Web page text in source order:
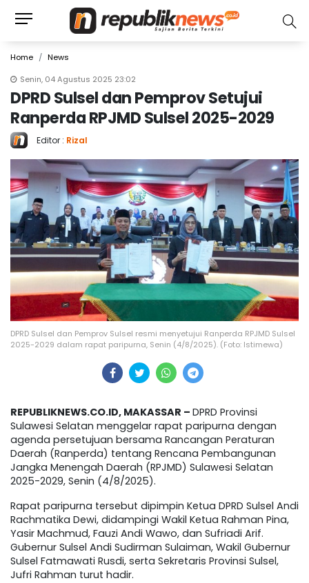
Home
News
Senin, 04 Agustus 2025 23:02
DPRD Sulsel dan Pemprov Setujui
Ranperda RPJMD Sulsel 2025-2029
Editor : Rizal
DPRD Sulsel dan Pemprov Sulsel resmi menyetujui Ranperda RPJMD Sulsel
2025-2029 dalam rapat paripurna, Senin (4/8/2025). (Foto: Istimewa)
REPUBLIKNEWS.CO.ID, MAKASSAR – DPRD Provinsi
Sulawesi Selatan menggelar rapat paripurna dengan
agenda persetujuan bersama Rancangan Peraturan
Daerah (Ranperda) tentang Rencana Pembangunan
Jangka Menengah Daerah (RPJMD) Sulawesi Selatan
2025-2029, Senin (4/8/2025).
Rapat paripurna tersebut dipimpin Ketua DPRD Sulsel Andi
Rachmatika Dewi, didampingi Wakil Ketua Rahman Pina,
Yasir Machmud, Fauzi Andi Wawo, dan Sufriadi Arif.
Gubernur Sulsel Andi Sudirman Sulaiman, Wakil Gubernur
Sulsel Fatmawati Rusdi, serta Sekretaris Provinsi Sulsel,
Jufri Rahman turut hadir.